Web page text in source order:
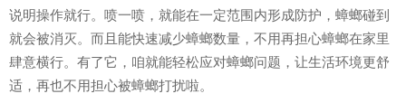
说明操作就行。喷一喷，就能在一定范围内形成防护，蟑螂碰到
就会被消灭。而且能快速减少蟑螂数量，不用再担心蟑螂在家里
肆意横行。有了它，咱就能轻松应对蟑螂问题，让生活环境更舒
适，再也不用担心被蟑螂打扰啦。